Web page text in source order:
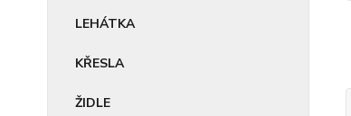
LEHÁTKA
KŘESLA
ŽIDLE